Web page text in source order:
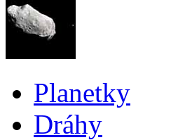
Planetky
Dráhy